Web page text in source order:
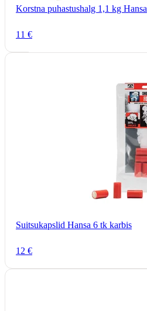
Korstna puhastushalg 1,1 kg Hansa
11 €
Suitsukapslid Hansa 6 tk karbis
12 €